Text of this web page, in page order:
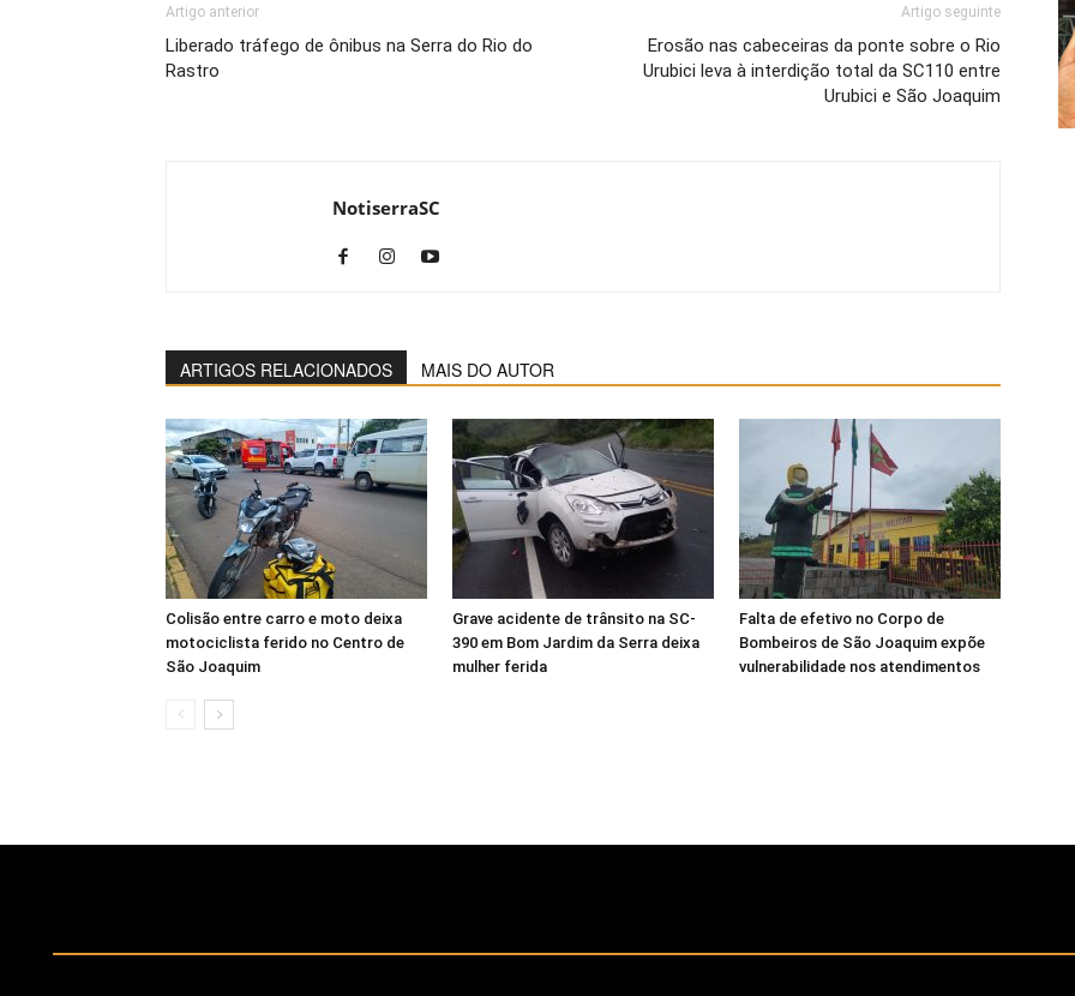
Artigo anterior
Liberado tráfego de ônibus na Serra do Rio do
Rastro
Artigo seguinte
Erosão nas cabeceiras da ponte sobre o Rio
Urubici leva à interdição total da SC110 entre
Urubici e São Joaquim
NotiserraSC
ARTIGOS RELACIONADOS MAIS DO AUTOR
Colisão entre carro e moto deixa
motociclista ferido no Centro de
São Joaquim
Grave acidente de trânsito na SC-
390 em Bom Jardim da Serra deixa
mulher ferida
Falta de efetivo no Corpo de
Bombeiros de São Joaquim expõe
vulnerabilidade nos atendimentos